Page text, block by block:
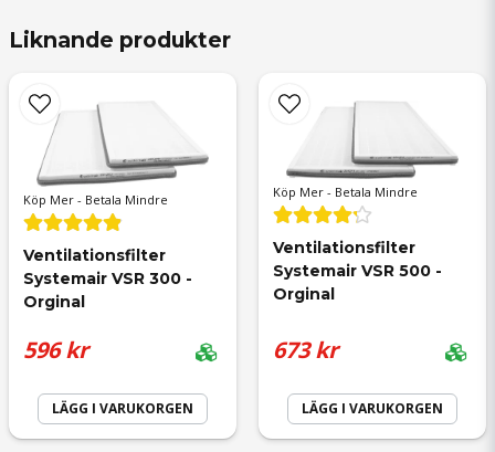
Tilluftsfilter mått
Frånluftsfilter mått
320x111x330/1
Frånluftsfilter filterklass
Coarse 50%
name
Namn
email
Mejladress
Ja, ni får publicera min fråga
Liknande produkter
Köp Mer - Betala Mindre
Ventilationsfilter
Systemair VSR 300 -
Orginal
596 kr
LÄGG I VARUKORGEN
Köp Mer - Betala Mindre
Ventilationsfilter
Systemair VSR 500 -
Orginal
673 kr
LÄGG I VARUKORGEN